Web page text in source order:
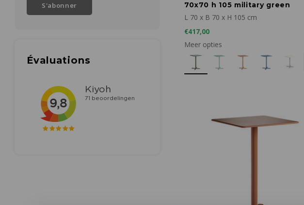
S'abonner
Évaluations
70x70 h 105 military green
L 70 x B 70 x H 105 cm
€417,00
Meer opties